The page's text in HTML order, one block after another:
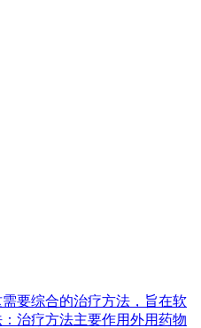
要综合的治疗方法，旨在软
治疗方法主要作用外用药物